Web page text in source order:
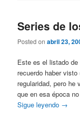
Series de
Posted onabril 23,
Este es el listado
recuerdo haber
regularidad, pero
que en esa época
Sigue leyendo →